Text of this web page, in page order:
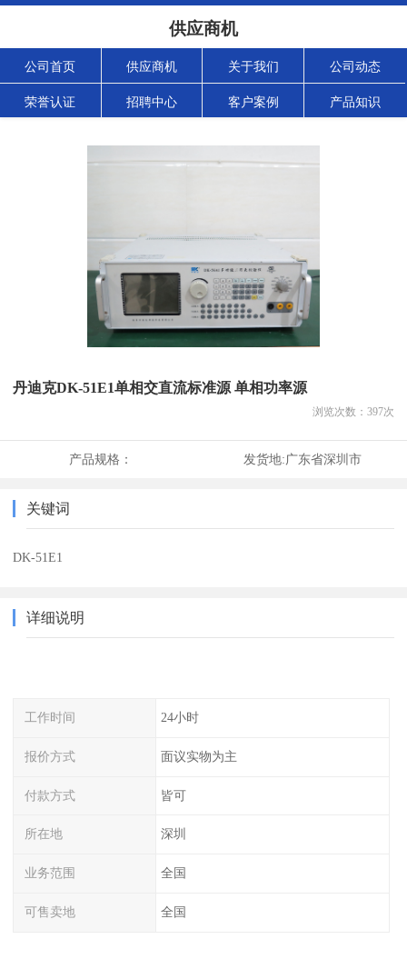
供应商机
公司首页 供应商机 关于我们 公司动态
荣誉认证 招聘中心 客户案例 产品知识
丹迪克DK-51E1单相交直流标准源 单相功率源
浏览次数： 397次
产品规格： 发货地:广东省深圳市
关键词
DK-51E1
详细说明
工作时间 24小时
报价方式 面议实物为主
付款方式 皆可
所在地 深圳
业务范围 全国
可售卖地 全国